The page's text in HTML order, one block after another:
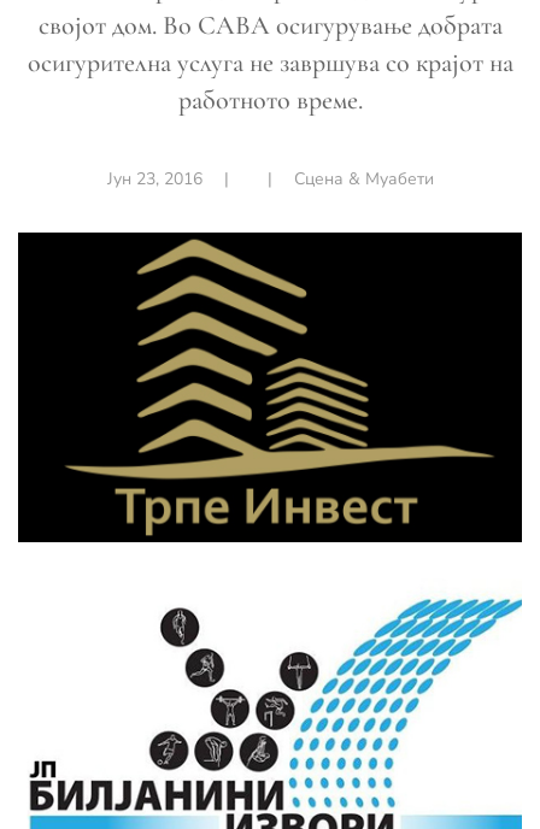
својот дом. Во САВА осигурување добрата
осигурителна услуга не завршува со крајот на
работното време.
Јун 23, 2016| | Сцена & Муабети